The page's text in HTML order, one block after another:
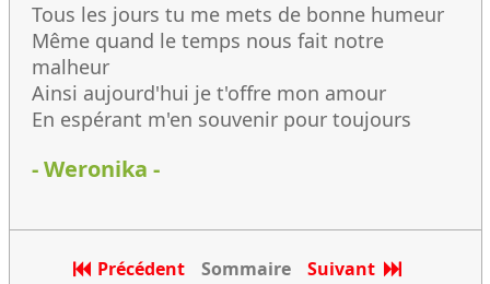
Tous les jours tu me mets de bonne humeur
Même quand le temps nous fait notre
malheur
Ainsi aujourd'hui je t'offre mon amour
En espérant m'en souvenir pour toujours
- Weronika -
Précédent Sommaire Suivant